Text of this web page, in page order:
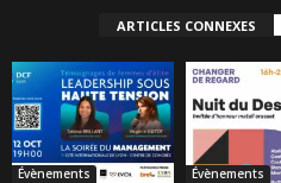
ARTICLES CONNEXES
Évènements Évènements